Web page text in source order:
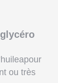
ou très